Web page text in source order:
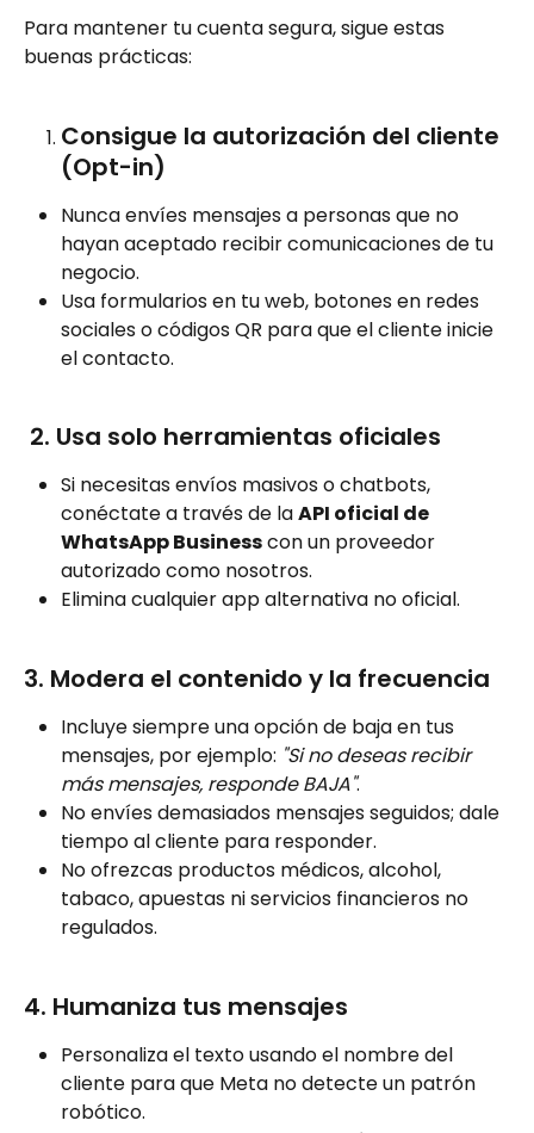
Para mantener tu cuenta segura, sigue estas
buenas prácticas:
Consigue la autorización del cliente
(Opt-in)
Nunca envíes mensajes a personas que no
hayan aceptado recibir comunicaciones de tu
negocio.
Usa formularios en tu web, botones en redes
sociales o códigos QR para que el cliente inicie
el contacto.
2. Usa solo herramientas oficiales
Si necesitas envíos masivos o chatbots,
conéctate a través de la API oficial de
WhatsApp Business con un proveedor
autorizado como nosotros.
Elimina cualquier app alternativa no oficial.
3. Modera el contenido y la frecuencia
Incluye siempre una opción de baja en tus
mensajes, por ejemplo: "Si no deseas recibir
más mensajes, responde BAJA".
No envíes demasiados mensajes seguidos; dale
tiempo al cliente para responder.
No ofrezcas productos médicos, alcohol,
tabaco, apuestas ni servicios financieros no
regulados.
4. Humaniza tus mensajes
Personaliza el texto usando el nombre del
cliente para que Meta no detecte un patrón
robótico.